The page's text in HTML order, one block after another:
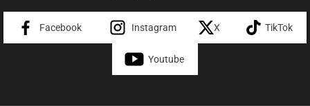
Facebook Instagram X TikTok
Youtube